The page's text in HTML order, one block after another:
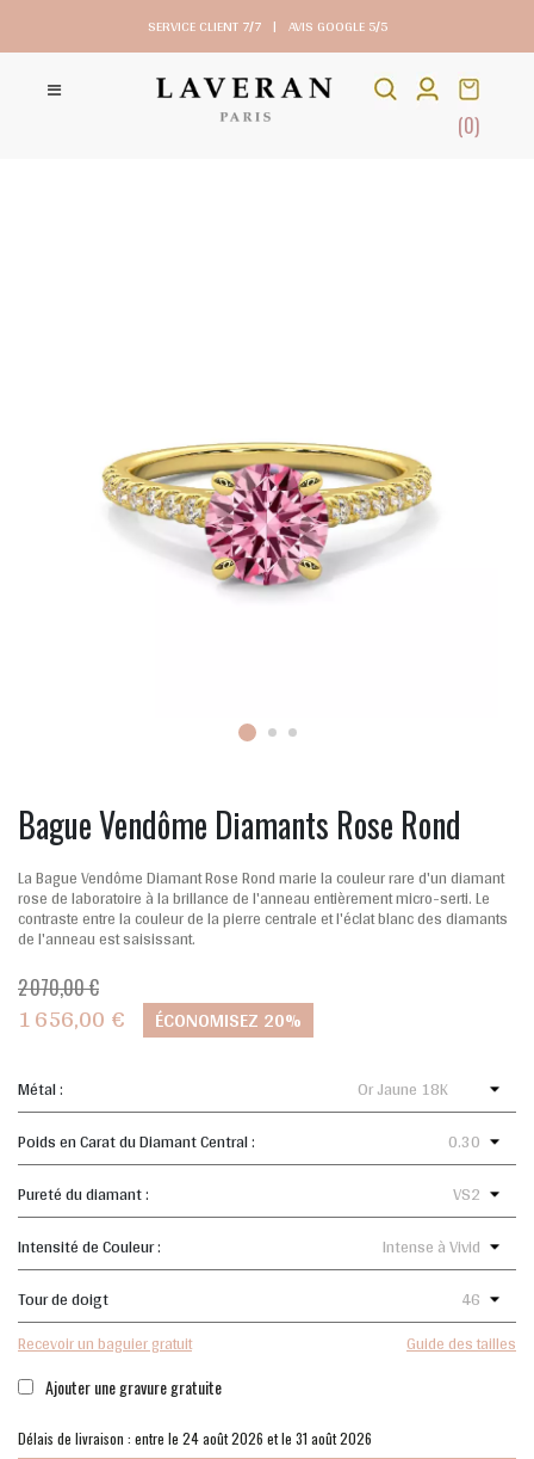
SERVICE CLIENT 7/7 | AVIS GOOGLE 5/5
(0)
Bague Vendôme Diamants Rose Rond
La Bague Vendôme Diamant Rose Rond marie la couleur rare d'un diamant
rose de laboratoire à la brillance de l'anneau entièrement micro-serti. Le
contraste entre la couleur de la pierre centrale et l'éclat blanc des diamants
de l'anneau est saisissant.
2 070,00 €
1 656,00 € ÉCONOMISEZ 20%
Métal :
Poids en Carat du Diamant Central :
Pureté du diamant :
Intensité de Couleur :
Tour de doigt
Recevoir un baguier gratuit Guide des tailles
Ajouter une gravure gratuite
Délais de livraison : entre le 24 août 2026 et le 31 août 2026